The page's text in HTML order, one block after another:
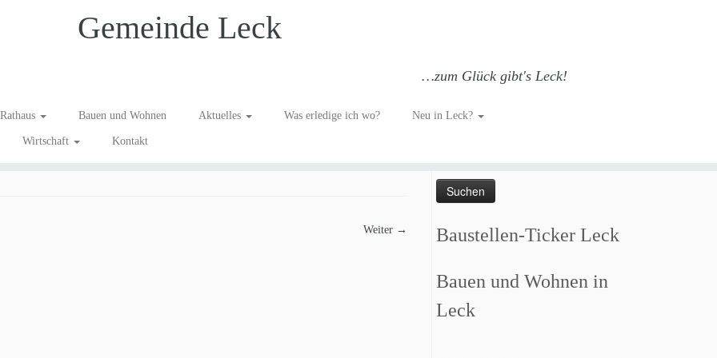
Gemeinde Leck
…zum Glück gibt's Leck!
Rathaus Bauen und Wohnen Aktuelles Was erledige ich wo? Neu in Leck?
Wirtschaft Kontakt
Weiter →
Such dich GLÜCKlich…
Baustellen-Ticker Leck
Bauen und Wohnen in
Leck